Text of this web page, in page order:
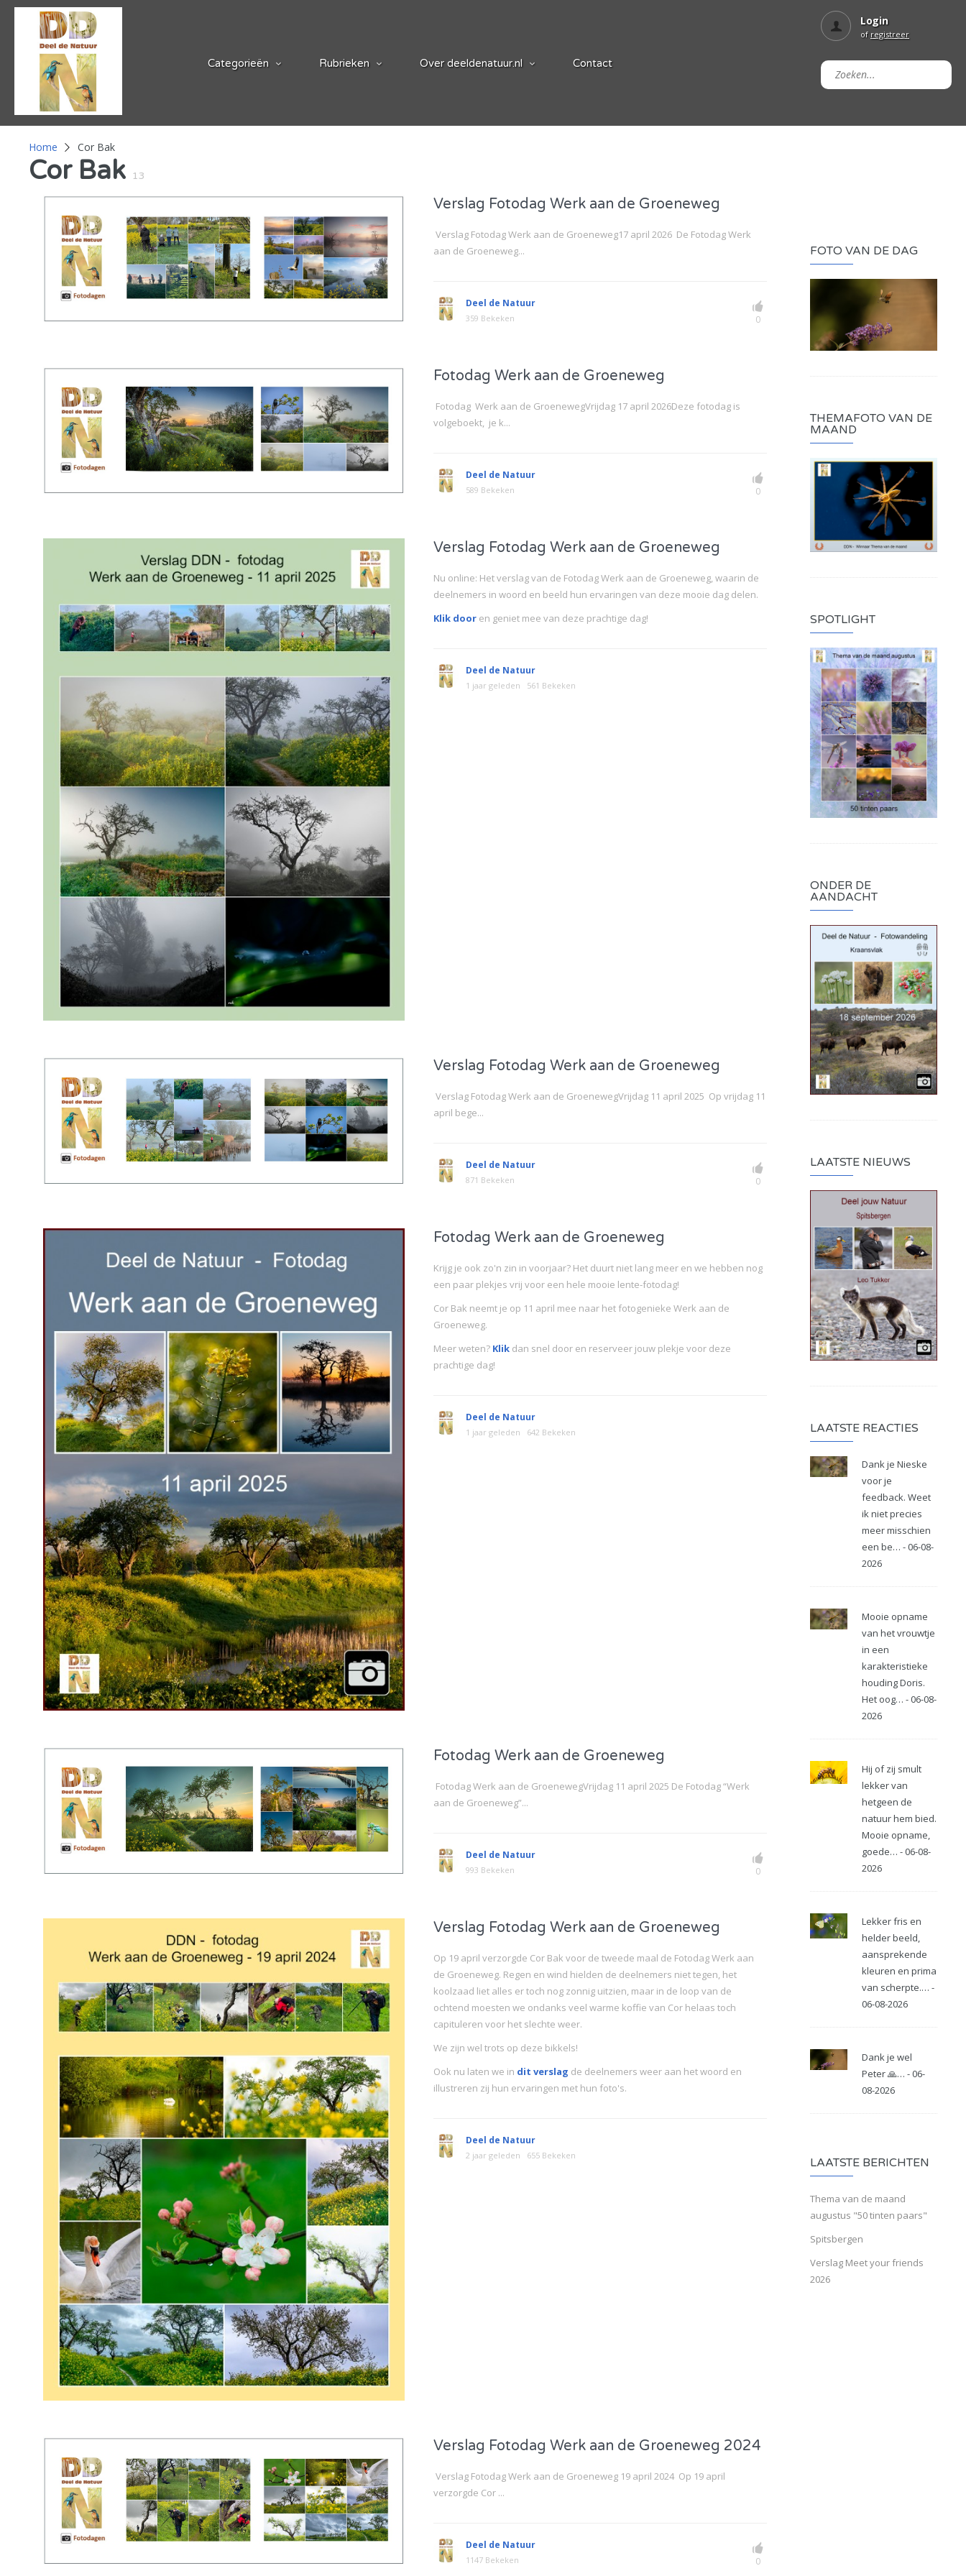
Categorieën Rubrieken Over deeldenatuur.nl Contact
Login
of registreer
Home Cor Bak
Cor Bak 13
Verslag Fotodag Werk aan de Groeneweg
Verslag Fotodag Werk aan de Groeneweg17 april 2026 De Fotodag Werk
aan de Groeneweg...
Deel de Natuur
359 Bekeken 0
Fotodag Werk aan de Groeneweg
Fotodag Werk aan de GroenewegVrijdag 17 april 2026Deze fotodag is
volgeboekt, je k...
Deel de Natuur
589 Bekeken 0
Verslag Fotodag Werk aan de Groeneweg
Nu online: Het verslag van de Fotodag Werk aan de Groeneweg, waarin de
deelnemers in woord en beeld hun ervaringen van deze mooie dag delen.
Klik door en geniet mee van deze prachtige dag!
Deel de Natuur
1 jaar geleden 561 Bekeken
Verslag Fotodag Werk aan de Groeneweg
Verslag Fotodag Werk aan de GroenewegVrijdag 11 april 2025 Op vrijdag 11
april bege...
Deel de Natuur
871 Bekeken 0
Fotodag Werk aan de Groeneweg
Krijg je ook zo'n zin in voorjaar? Het duurt niet lang meer en we hebben nog
een paar plekjes vrij voor een hele mooie lente-fotodag!
Cor Bak neemt je op 11 april mee naar het fotogenieke Werk aan de
Groeneweg.
Meer weten? Klik dan snel door en reserveer jouw plekje voor deze
prachtige dag!
Deel de Natuur
1 jaar geleden 642 Bekeken
Fotodag Werk aan de Groeneweg
Fotodag Werk aan de GroenewegVrijdag 11 april 2025 De Fotodag “Werk
aan de Groeneweg”...
Deel de Natuur
993 Bekeken 0
Verslag Fotodag Werk aan de Groeneweg
Op 19 april verzorgde Cor Bak voor de tweede maal de Fotodag Werk aan
de Groeneweg. Regen en wind hielden de deelnemers niet tegen, het
koolzaad liet alles er toch nog zonnig uitzien, maar in de loop van de
ochtend moesten we ondanks veel warme koffie van Cor helaas toch
capituleren voor het slechte weer.
We zijn wel trots op deze bikkels!
Ook nu laten we in dit verslag de deelnemers weer aan het woord en
illustreren zij hun ervaringen met hun foto's.
Deel de Natuur
2 jaar geleden 655 Bekeken
Verslag Fotodag Werk aan de Groeneweg 2024
Verslag Fotodag Werk aan de Groeneweg 19 april 2024 Op 19 april
verzorgde Cor ...
Deel de Natuur
1147 Bekeken 0
FOTO VAN DE DAG
THEMAFOTO VAN DE
MAAND
SPOTLIGHT
ONDER DE
AANDACHT
LAATSTE NIEUWS
LAATSTE REACTIES
Dank je Nieske
voor je
feedback. Weet
ik niet precies
meer misschien
een be… - 06-08-
2026
Mooie opname
van het vrouwtje
in een
karakteristieke
houding Doris.
Het oog… - 06-08-
2026
Hij of zij smult
lekker van
hetgeen de
natuur hem bied.
Mooie opname,
goede… - 06-08-
2026
Lekker fris en
helder beeld,
aansprekende
kleuren en prima
van scherpte.… -
06-08-2026
Dank je wel
Peter 🙏… - 06-
08-2026
LAATSTE BERICHTEN
Thema van de maand
augustus "50 tinten paars"
Spitsbergen
Verslag Meet your friends
2026